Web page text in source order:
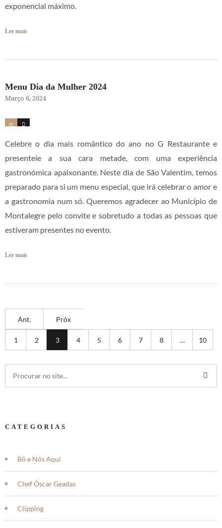
exponencial máximo.
Ler mais
Menu Dia da Mulher 2024
Março 6, 2024
0 2
Celebre o dia mais romântico do ano no G Restaurante e
presenteie a sua cara metade, com uma experiência
gastronómica apaixonante. Neste dia de São Valentim, temos
preparado para si um menu especial, que irá celebrar o amor e
a gastronomia num só. Queremos agradecer ao Município de
Montalegre pelo convite e sobretudo a todas as pessoas que
estiveram presentes no evento.
Ler mais
Ant. Próx
1 2 3 4 5 6 7 8 … 10
CATEGORIAS
Bô e Nós Aqui
Chef Óscar Geadas
Clipping